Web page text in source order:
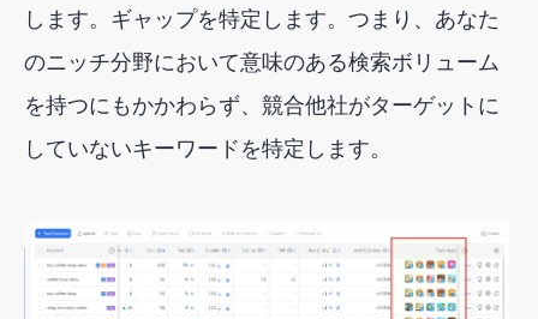
します。ギャップを特定します。つまり、あなた
のニッチ分野において意味のある検索ボリューム
を持つにもかかわらず、競合他社がターゲットに
していないキーワードを特定します。